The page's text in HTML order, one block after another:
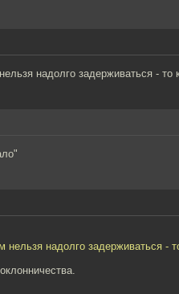
надолго задерживаться - то
надолго задерживаться -